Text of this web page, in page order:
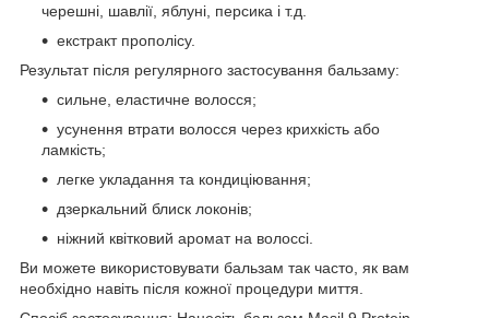
черешні, шавлії, яблуні, персика і т.д.
екстракт прополісу.
Результат після регулярного застосування бальзаму:
сильне, еластичне волосся;
усунення втрати волосся через крихкість або
ламкість;
легке укладання та кондиціювання;
дзеркальний блиск локонів;
ніжний квітковий аромат на волоссі.
Ви можете використовувати бальзам так часто, як вам
необхідно навіть після кожної процедури миття.